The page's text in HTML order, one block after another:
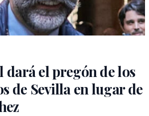
dará el pregón de los
de Sevilla en lugar de